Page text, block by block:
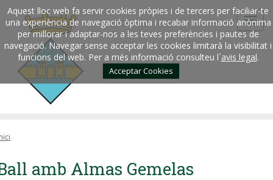
Aquest lloc web fa servir cookies pròpies i de tercers per faciliar-te
una experiència de navegació òptima i recabar informació anònima
per millorar i adaptar-nos a les teves preferències i pautes de
navegació. Navegar sense acceptar les cookies limitarà la visibilitat i
funcions del web. Per a més informació consulteu l´avis legal.
Acceptar Cookies
amb Almas Gemelas